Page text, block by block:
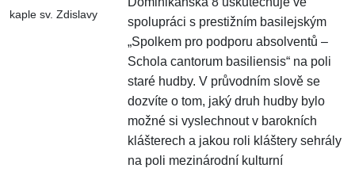
kaple sv. Zdislavy
spolupráci s prestižním basilejským
„Spolkem pro podporu absolventů –
Schola cantorum basiliensis“ na poli
staré hudby. V průvodním slově se
dozvíte o tom, jaký druh hudby bylo
možné si vyslechnout v barokních
klášterech a jakou roli kláštery sehrály
na poli mezinárodní kulturní